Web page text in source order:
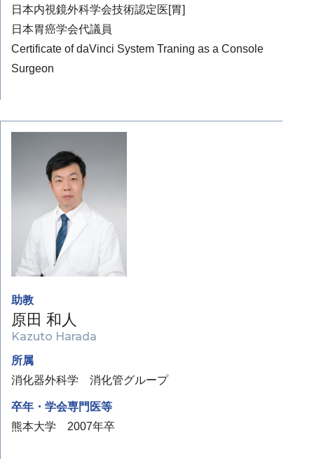
日本内視鏡外科学会技術認定医[胃]
日本胃癌学会代議員
Certificate of daVinci System Traning as a Console
Surgeon
助教
原田 和人
Kazuto Harada
所属
消化器外科学 消化管グループ
卒年・学会専門医等
熊本大学 2007年卒